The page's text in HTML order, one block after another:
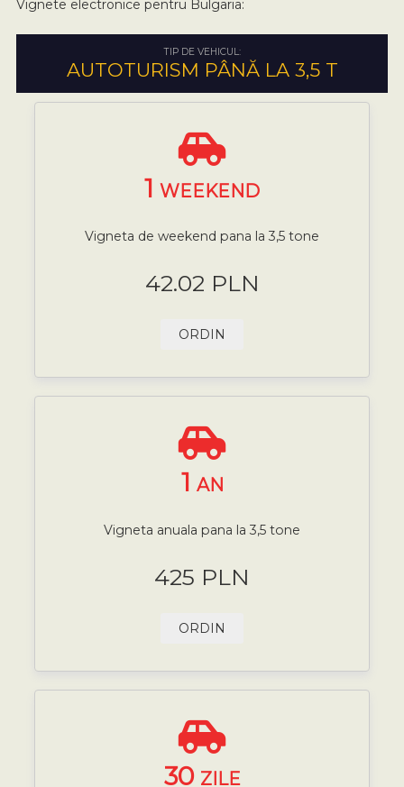
Vignete electronice pentru Bulgaria:
TIP DE VEHICUL:
AUTOTURISM PÂNĂ LA 3,5 T
1 WEEKEND
Vigneta de weekend pana la 3,5 tone
42.02 PLN
ORDIN
1 AN
Vigneta anuala pana la 3,5 tone
425 PLN
ORDIN
30 ZILE